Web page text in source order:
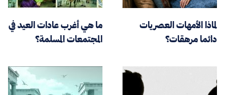
لماذا الأمهات العصريات
دائما مرهقات؟
ما هي أغرب عادات العيد في
المجتمعات المسلمة؟